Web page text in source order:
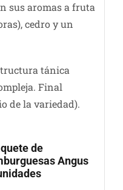
sus aromas a fruta
cedro y un
tánica
Final
de la variedad).
de
Angus